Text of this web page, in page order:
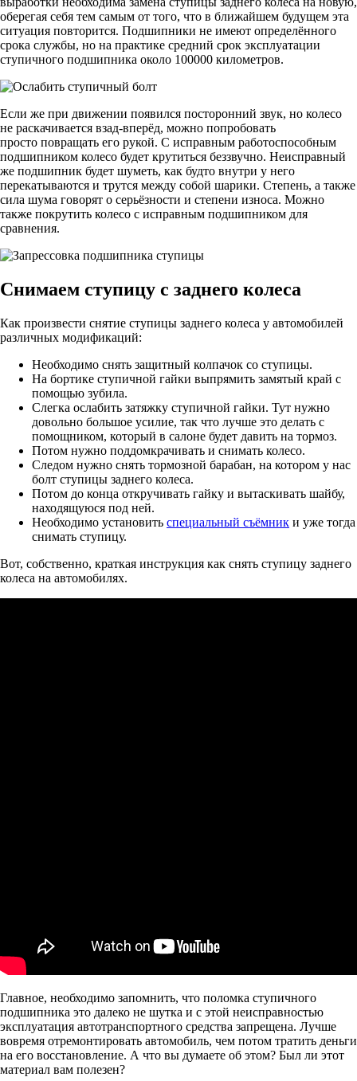
оберегая себя тем самым от того, что в ближайшем будущем эта
ситуация повторится. Подшипники не имеют определённого
срока службы, но на практике средний срок эксплуатации
ступичного подшипника около 100000 километров.
Если же при движении появился посторонний звук, но колесо
не раскачивается взад-вперёд, можно попробовать
просто повращать его рукой. С исправным работоспособным
подшипником колесо будет крутиться беззвучно. Неисправный
же подшипник будет шуметь, как будто внутри у него
перекатываются и трутся между собой шарики. Степень, а также
сила шума говорят о серьёзности и степени износа. Можно
также покрутить колесо с исправным подшипником для
сравнения.
Снимаем ступицу с заднего колеса
Как произвести снятие ступицы заднего колеса у автомобилей
различных модификаций:
Необходимо снять защитный колпачок со ступицы.
На бортике ступичной гайки выпрямить замятый край с
помощью зубила.
Слегка ослабить затяжку ступичной гайки. Тут нужно
довольно большое усилие, так что лучше это делать с
помощником, который в салоне будет давить на тормоз.
Потом нужно поддомкрачивать и снимать колесо.
Следом нужно снять тормозной барабан, на котором у нас
болт ступицы заднего колеса.
Потом до конца откручивать гайку и вытаскивать шайбу,
находящуюся под ней.
Необходимо установить специальный съёмник и уже тогда
снимать ступицу.
Вот, собственно, краткая инструкция как снять ступицу заднего
колеса на автомобилях.
Главное, необходимо запомнить, что поломка ступичного
подшипника это далеко не шутка и с этой неисправностью
эксплуатация автотранспортного средства запрещена. Лучше
вовремя отремонтировать автомобиль, чем потом тратить деньги
на его восстановление. А что вы думаете об этом? Был ли этот
материал вам полезен?